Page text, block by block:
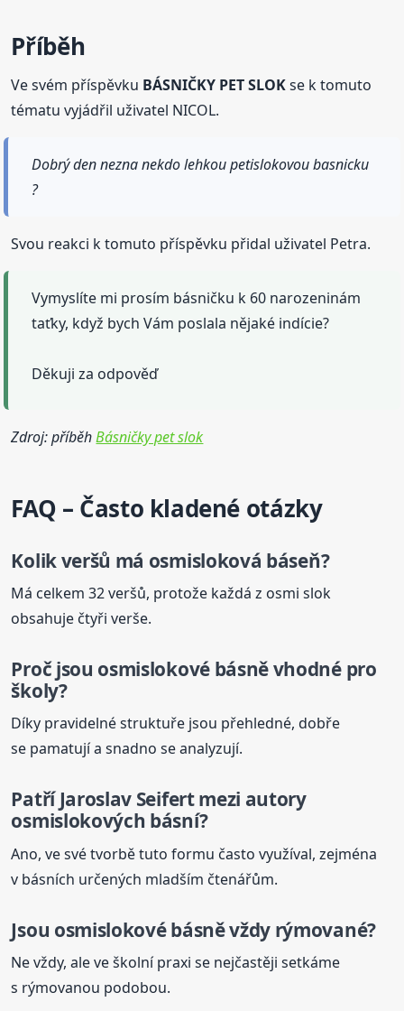
Příběh
Ve svém příspěvku BÁSNIČKY PET SLOKse k tomuto
tématu vyjádřil uživatel NICOL.
Dobrý den nezna nekdo lehkou petislokovou basnicku
?
Svou reakci k tomuto příspěvku přidal uživatel Petra.
Vymyslíte mi prosím básničku k 60 narozeninám
taťky, když bych Vám poslala nějaké indície?
Děkuji za odpověď
Zdroj: příběhBásničky pet slok
FAQ – Často kladené otázky
Kolik veršů má osmisloková báseň?
Má celkem 32 veršů, protože každá z osmi slok
obsahuje čtyři verše.
Proč jsou osmislokové básně vhodné pro
školy?
Díky pravidelné struktuře jsou přehledné, dobře
se pamatují a snadno se analyzují.
Patří Jaroslav Seifert mezi autory
osmislokových básní?
Ano, ve své tvorbě tuto formu často využíval, zejména
v básních určených mladším čtenářům.
Jsou osmislokové básně vždy rýmované?
Ne vždy, ale ve školní praxi se nejčastěji setkáme
s rýmovanou podobou.